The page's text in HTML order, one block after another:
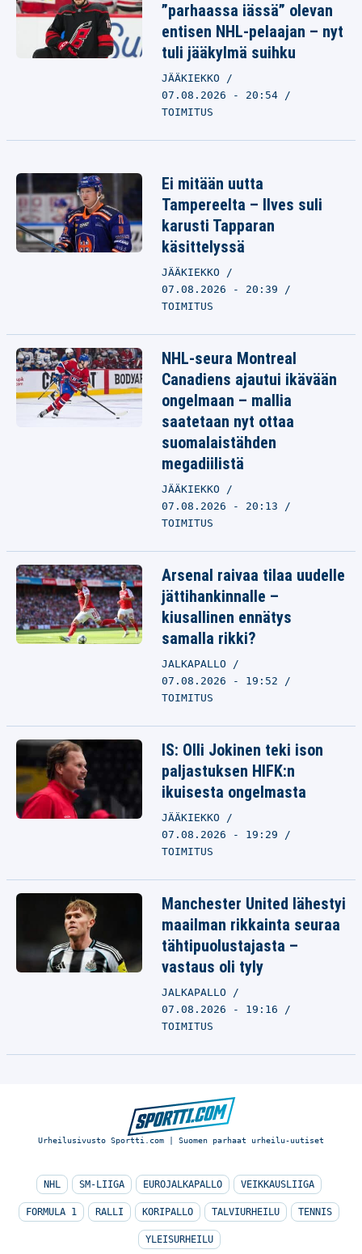
”parhaassa iässä” olevan
entisen NHL-pelaajan – nyt
tuli jääkylmä suihku
JÄÄKIEKKO
07.08.2026 - 20:54
TOIMITUS
Ei mitään uutta
Tampereelta – Ilves suli
karusti Tapparan
käsittelyssä
JÄÄKIEKKO
07.08.2026 - 20:39
TOIMITUS
NHL-seura Montreal
Canadiens ajautui ikävään
ongelmaan – mallia
saatetaan nyt ottaa
suomalaistähden
megadiilistä
JÄÄKIEKKO
07.08.2026 - 20:13
TOIMITUS
Arsenal raivaa tilaa uudelle
jättihankinnalle –
kiusallinen ennätys
samalla rikki?
JALKAPALLO
07.08.2026 - 19:52
TOIMITUS
IS: Olli Jokinen teki ison
paljastuksen HIFK:n
ikuisesta ongelmasta
JÄÄKIEKKO
07.08.2026 - 19:29
TOIMITUS
Manchester United lähestyi
maailman rikkainta seuraa
tähtipuolustajasta –
vastaus oli tyly
JALKAPALLO
07.08.2026 - 19:16
TOIMITUS
Urheilusivusto Sportti.com | Suomen parhaat urheilu-uutiset
NHL SM-LIIGA EUROJALKAPALLO VEIKKAUSLIIGA
FORMULA 1 RALLI KORIPALLO TALVIURHEILU TENNIS
YLEISURHEILU